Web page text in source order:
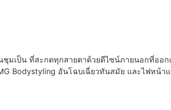
มเป็น ที่สะกดทุกสายตาด้วยดีไซน์ภายนอกที่ออ
Bodystyling อันโฉบเฉี่ยวทันสมัย และไฟห